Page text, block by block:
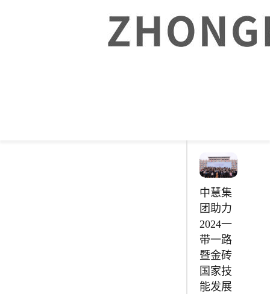
贸职业
学院
中慧集
团助力
2024一
带一路
暨金砖
国家技
能发展